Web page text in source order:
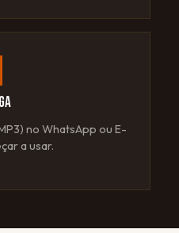
no WhatsApp ou E-
a usar.